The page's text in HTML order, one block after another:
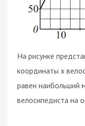
На рисунке
координаты x
равен наибольший
велосипедиста на